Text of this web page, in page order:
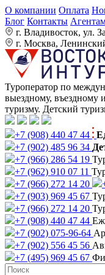
О компании Оплата
Блог Контакты
г. Владивосток, ул.
г. Москва,
Туроператор по
выездному, въездному
туризму. Детский
+7 (908) 440 47 44
+7 (902) 485 96 34
+7 (966) 286 54 19
+7 (962) 910 07 11
+7 (966) 272 14 20
+7 (903) 969 45 67
+7 (966) 272 14 20
+7 (908) 440 47 44
+7 (902) 075-96-64
+7 (902) 556 45 56
+7 (495) 969 45 67